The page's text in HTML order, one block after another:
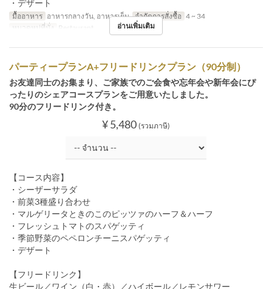
・デザート
มื้ออาหาร อาหารกลางวัน, อาหารเย็น จำกัดการสั่งซื้อ 4 ~ 34
หมวดหมู่ที่นั่ง
Restaurant อ่านเพิ่มเติม
パーティープランA+フリードリンクプラン（90分制）
お友達同士のお集まり、ご家族でのご会食や忘年会や新年会にぴ
ったりのシェアコースプランをご用意いたしました。
90分のフリードリンク付き。
¥ 5,480 (รวมภาษี)
【コース内容】
・シーザーサラダ
・前菜3種盛り合わせ
・マルゲリータときのこのピッツァのハーフ＆ハーフ
・フレッシュトマトのスパゲッティ
・季節野菜のペペロンチーニスパゲッティ
・デザート
【フリードリンク】
生ビール／ワイン（白・赤）／ハイボール／レモンサワー